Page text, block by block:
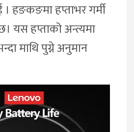
हङकङमा हप्ताभर गर्मी
यस हप्ताको अन्त्यमा
माथि पुग्ने अनुमान